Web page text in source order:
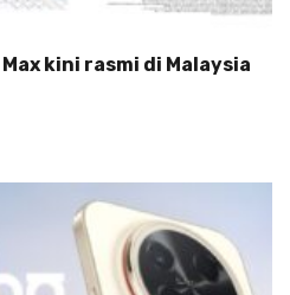
Max kini rasmi di Malaysia